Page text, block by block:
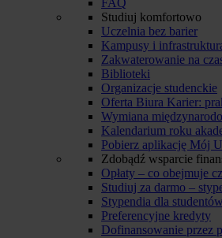
FAQ
Studiuj komfortowo
Uczelnia bez barier
Kampusy i
Zakwaterowanie na
Biblioteki
Organizacje studenckie
Oferta Biura Karier:
Wymiana
Kalendarium roku
Pobierz aplikację Mój
Zdobądź wsparcie
Opłaty – co obejmuje
Studiuj za darmo –
Stypendia dla studentów
Preferencyjne kredyty
Dofinansowanie przez